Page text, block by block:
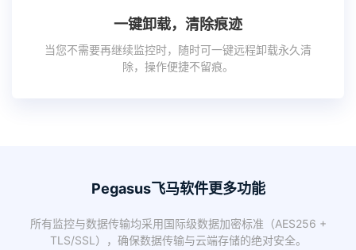
一键卸载，清除痕迹
当您不需要再继续监控时，随时可一键远程卸载永久清
除，操作便捷不留痕。
Pegasus飞马软件更多功能
所有监控与数据传输均采用国际级数据加密标准（AES256 +
TLS/SSL），确保数据传输与云端存储的绝对安全。